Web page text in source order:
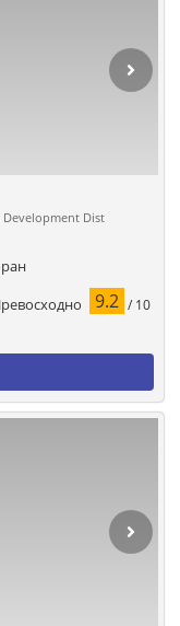
Development Dist
9.2 / 10